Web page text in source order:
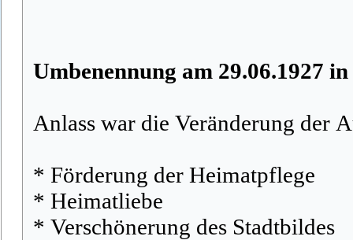
Umbenennung am 29.06.1927
Anlass war die Veränderung der
* Förderung der Heimatpflege
* Heimatliebe
* Verschönerung des Stadtbildes